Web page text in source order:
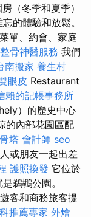
（冬季和夏季）
的體驗和放鬆。
單、約會、家庭
骨神醫服務 我們
南搬家 養生村
眼皮 Restaurant
賴的記帳事務所
）的歷史中心
的內部花園區配
塔 會計師 seo
或朋友一起出差
護照換發 它位於
鵜鶘公園。
客和商務旅客提
推薦專家 外燴